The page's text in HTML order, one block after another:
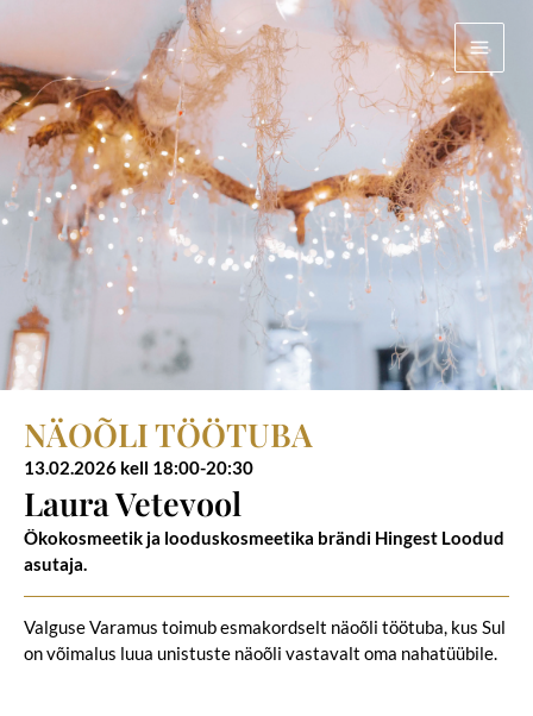
content
Main
NÄOÕLI TÖÖTUBA
13.02.2026 kell 18:00-20:30
Laura Vetevool
Ökokosmeetik ja looduskosmeetika brändi Hingest Loodud
asutaja.
Valguse Varamus toimub esmakordselt näoõli töötuba, kus Sul
on võimalus luua unistuste näoõli vastavalt oma nahatüübile.